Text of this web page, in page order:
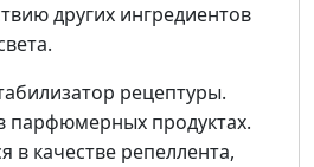
других ингредиентов
рецептуры.
парфюмерных продуктах.
в качестве репеллента,